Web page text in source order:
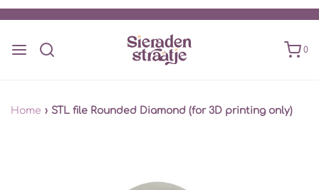
0
Home › STL file Rounded Diamond (for 3D printing only)